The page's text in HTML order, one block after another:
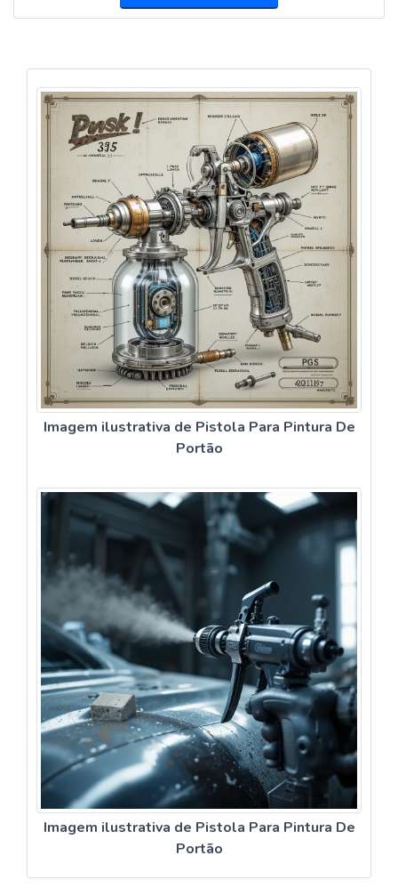
QUANTO TEMPO DURA A PINTURA FEITA COM
PISTOLA?
de qualidade), a pintura dura 5-7 anos facilmente.
Sem preparação adequada, mesmo com a melhor
pistola, não passa de 1-2 anos.
Imagem ilustrativa de Pistola Para Pintura De
Portão
Imagem ilustrativa de Pistola Para Pintura De
Portão